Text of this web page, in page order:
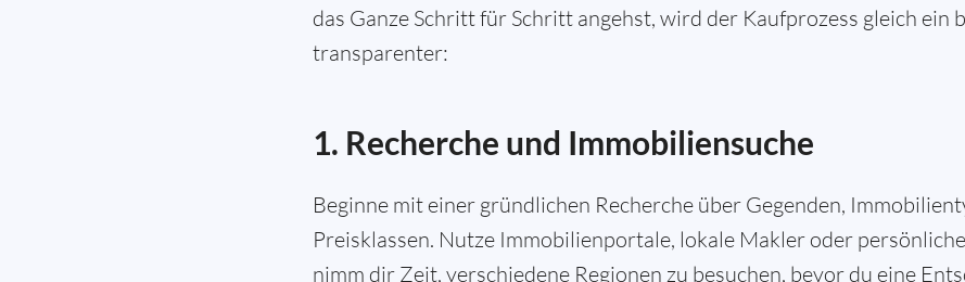
das Ganze Schritt für Schritt angehst, wird der Kaufprozess gleich ein
transparenter:
1. Recherche und Immobiliensuche
Beginne mit einer gründlichen Recherche über Gegenden,
Preisklassen. Nutze Immobilienportale, lokale Makler oder
nimm dir Zeit, verschiedene Regionen zu besuchen, bevor du eine